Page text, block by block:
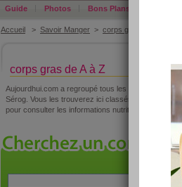
Guide Photos Bons Plans
Accueil > Savoir Manger > corps gras
corps gras de A à Z
Aujourdhui.com a regroupé tous les corps gras
Sérog. Vous les trouverez ici classés par ordre
pour consulter les informations nutritionnelles du